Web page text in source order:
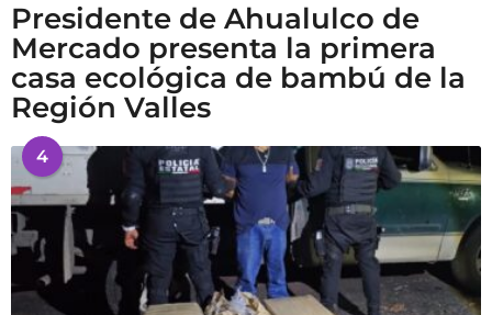
Presidente de Ahualulco de
Mercado presenta la primera
casa ecológica de bambú de la
Región Valles
4